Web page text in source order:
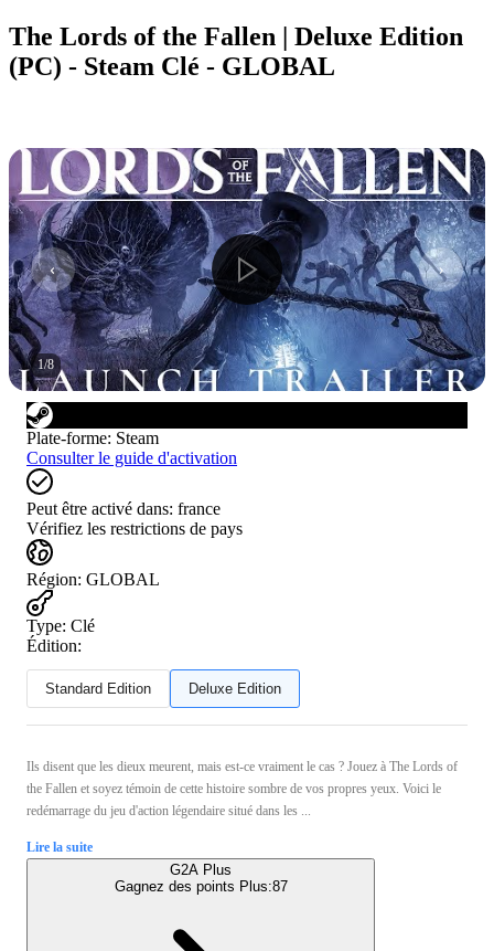
The Lords of the Fallen | Deluxe Edition
(PC) - Steam Clé - GLOBAL
1/8
Plate-forme: Steam
Consulter le guide d'activation
Peut être activé dans: france
Vérifiez les restrictions de pays
Région: GLOBAL
Type: Clé
Édition:
Standard Edition Deluxe Edition
Ils disent que les dieux meurent, mais est-ce vraiment le cas ? Jouez à The Lords of
the Fallen et soyez témoin de cette histoire sombre de vos propres yeux. Voici le
redémarrage du jeu d'action légendaire situé dans les ...
Lire la suite
G2A Plus
Gagnez des points Plus:87